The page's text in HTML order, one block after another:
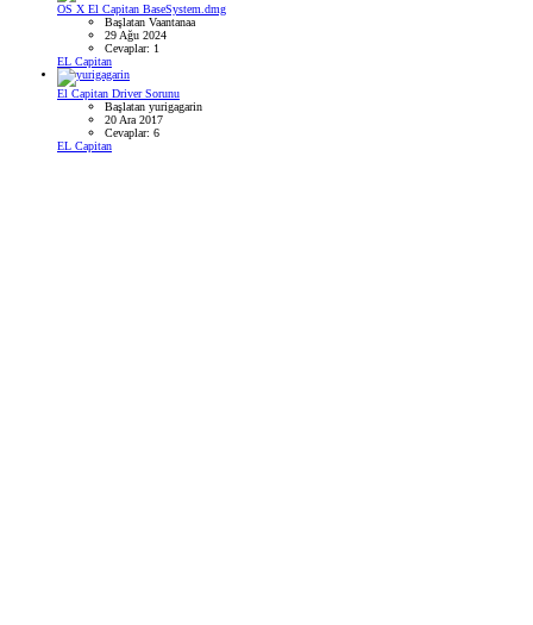
OS X El Capitan BaseSystem.dmg
Başlatan Vaantanaa
29 Ağu 2024
Cevaplar: 1
EL Capitan
El Capitan Driver Sorunu
Başlatan yurigagarin
20 Ara 2017
Cevaplar: 6
EL Capitan